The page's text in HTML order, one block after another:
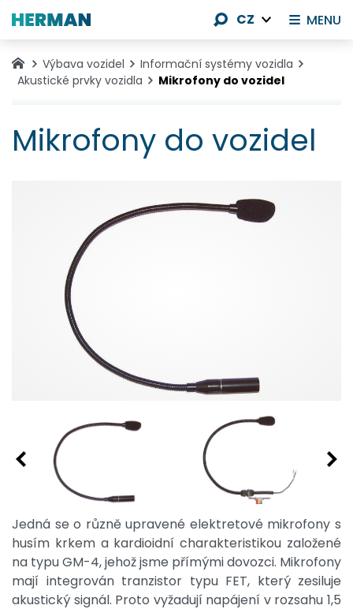
Výbava vozidel
Informační systémy vozidla
Akustické prvky vozidla
Mikrofony do vozidel
Mikrofony do vozidel
Jedná se o různě upravené elektretové mikrofony s
husím krkem a kardioidní charakteristikou založené
na typu GM-4, jehož jsme přímými dovozci. Mikrofony
mají integrován tranzistor typu FET, který zesiluje
akustický signál. Proto vyžadují napájení v rozsahu 1,5
MENU
CZ